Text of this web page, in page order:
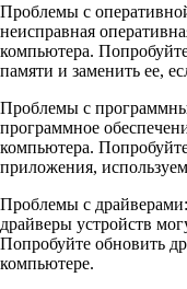
Проблемы с
неисправная
компьютера.
памяти и заменить ее,
Проблемы с
программное
компьютера.
приложения,
Проблемы с
драйверы устройств
Попробуйте обновить
компьютере.